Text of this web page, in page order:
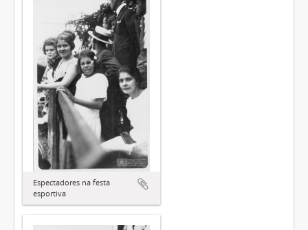
Espectadores na festa
esportiva